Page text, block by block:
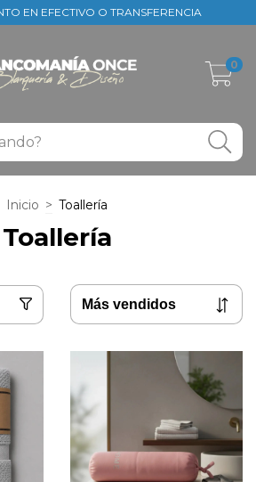
EN EFECTIVO O TRANSFERENCIA
0
Inicio > Toallería
Toallería